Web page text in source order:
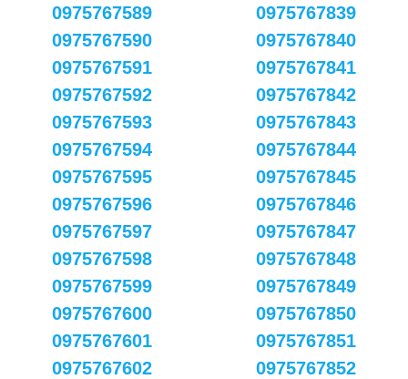
0975767589
0975767590
0975767591
0975767592
0975767593
0975767594
0975767595
0975767596
0975767597
0975767598
0975767599
0975767600
0975767601
0975767602
0975767839
0975767840
0975767841
0975767842
0975767843
0975767844
0975767845
0975767846
0975767847
0975767848
0975767849
0975767850
0975767851
0975767852